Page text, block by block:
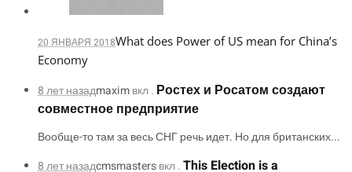
20 ЯНВАРЯ 2018What does Power of US mean for China’s
Economy
8 лет назадmaximвкл . Ростех и Росатом создают
совместное предприятие
Вообще-то там за весь СНГ речь идет. Но для британских...
8 лет назадcmsmastersвкл .This Election is a